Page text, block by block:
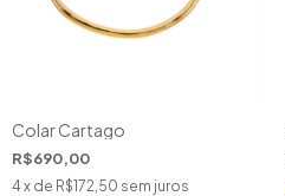
Colar Cartago
R$690,00
4 x de R$172,50 sem juros